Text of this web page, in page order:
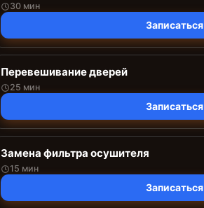
30 мин
Записаться
Перевешивание дверей
25 мин
Записаться
Замена фильтра осушителя
15 мин
Записаться